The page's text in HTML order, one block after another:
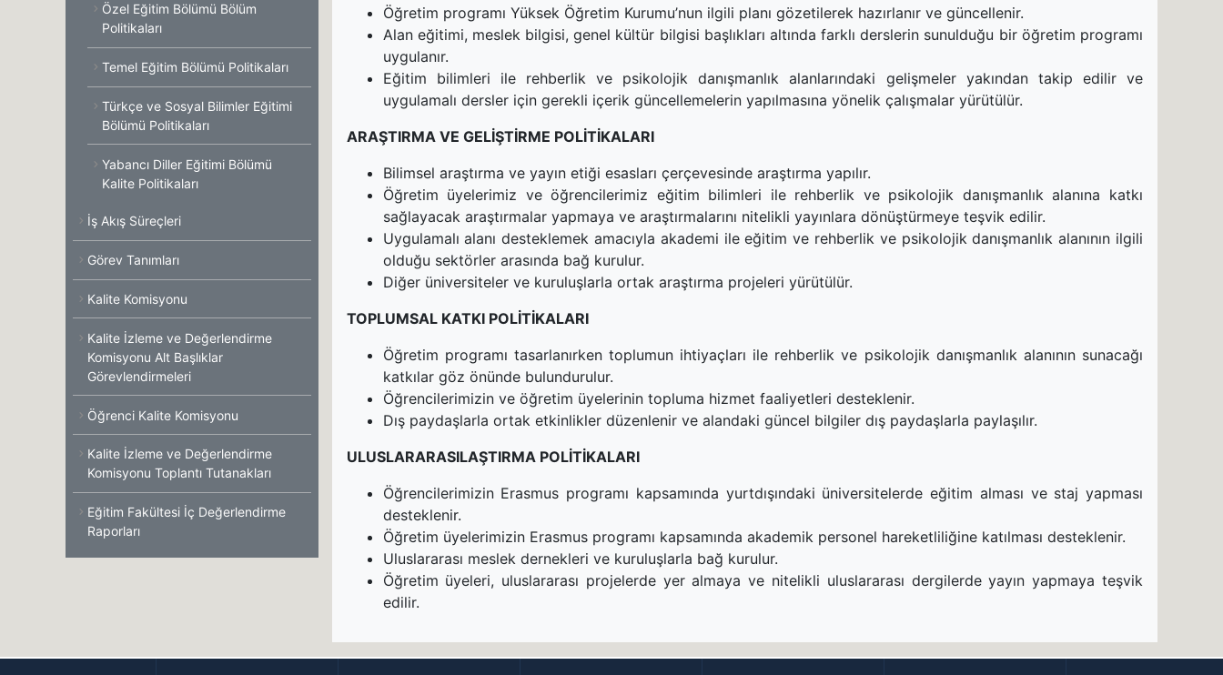
Özel Eğitim Bölümü Bölüm
Politikaları
Temel Eğitim Bölümü Politikaları
Türkçe ve Sosyal Bilimler Eğitimi
Bölümü Politikaları
Yabancı Diller Eğitimi Bölümü
Kalite Politikaları
İş Akış Süreçleri
Görev Tanımları
Kalite Komisyonu
Kalite İzleme ve Değerlendirme
Komisyonu Alt Başlıklar
Görevlendirmeleri
Öğrenci Kalite Komisyonu
Kalite İzleme ve Değerlendirme
Komisyonu Toplantı Tutanakları
Eğitim Fakültesi İç Değerlendirme
Raporları
Öğretim programı Yüksek Öğretim Kurumu’nun ilgili planı gözetilerek hazırlanır ve güncellenir.
Alan eğitimi, meslek bilgisi, genel kültür bilgisi başlıkları altında farklı derslerin sunulduğu bir öğretim programı
uygulanır.
Eğitim bilimleri ile rehberlik ve psikolojik danışmanlık alanlarındaki gelişmeler yakından takip edilir ve
uygulamalı dersler için gerekli içerik güncellemelerin yapılmasına yönelik çalışmalar yürütülür.
ARAŞTIRMA VE GELİŞTİRME POLİTİKALARI
Bilimsel araştırma ve yayın etiği esasları çerçevesinde araştırma yapılır.
Öğretim üyelerimiz ve öğrencilerimiz eğitim bilimleri ile rehberlik ve psikolojik danışmanlık alanına katkı
sağlayacak araştırmalar yapmaya ve araştırmalarını nitelikli yayınlara dönüştürmeye teşvik edilir.
Uygulamalı alanı desteklemek amacıyla akademi ile eğitim ve rehberlik ve psikolojik danışmanlık alanının ilgili
olduğu sektörler arasında bağ kurulur.
Diğer üniversiteler ve kuruluşlarla ortak araştırma projeleri yürütülür.
TOPLUMSAL KATKI POLİTİKALARI
Öğretim programı tasarlanırken toplumun ihtiyaçları ile rehberlik ve psikolojik danışmanlık alanının sunacağı
katkılar göz önünde bulundurulur.
Öğrencilerimizin ve öğretim üyelerinin topluma hizmet faaliyetleri desteklenir.
Dış paydaşlarla ortak etkinlikler düzenlenir ve alandaki güncel bilgiler dış paydaşlarla paylaşılır.
ULUSLARARASILAŞTIRMA POLİTİKALARI
Öğrencilerimizin Erasmus programı kapsamında yurtdışındaki üniversitelerde eğitim alması ve staj yapması
desteklenir.
Öğretim üyelerimizin Erasmus programı kapsamında akademik personel hareketliliğine katılması desteklenir.
Uluslararası meslek dernekleri ve kuruluşlarla bağ kurulur.
Öğretim üyeleri, uluslararası projelerde yer almaya ve nitelikli uluslararası dergilerde yayın yapmaya teşvik
edilir.